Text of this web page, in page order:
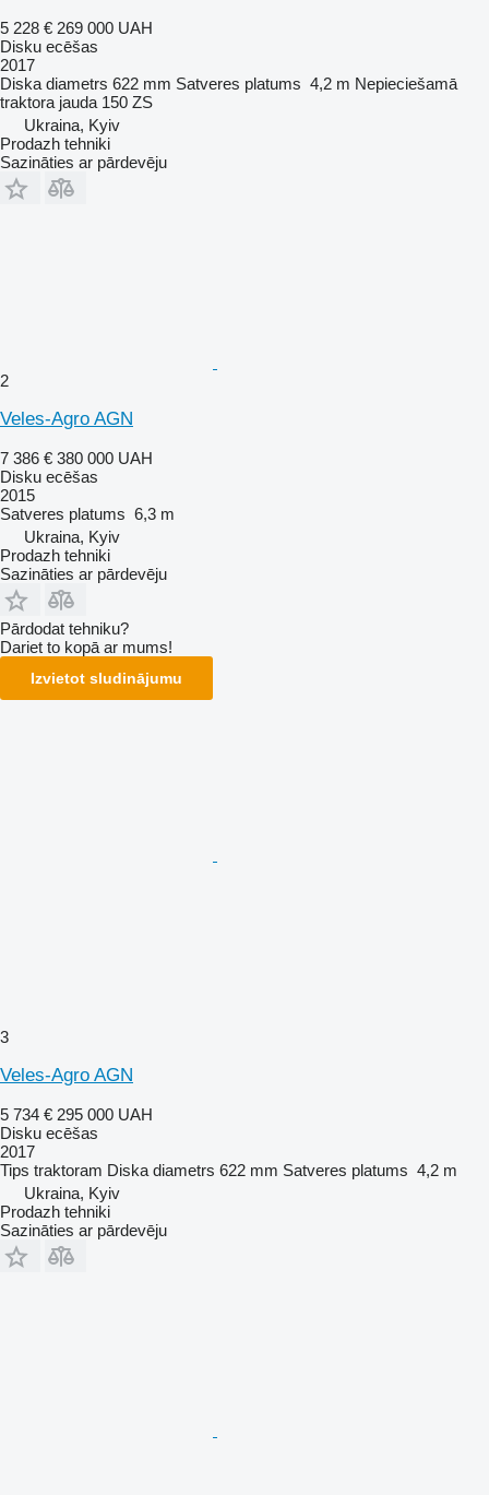
5 228 € 269 000 UAH
Disku ecēšas
2017
Diska diametrs 622 mm Satveres platums 4,2 m Nepieciešamā
traktora jauda 150 ZS
Ukraina, Kyiv
Prodazh tehniki
Sazināties ar pārdevēju
2
Veles-Agro AGN
7 386 € 380 000 UAH
Disku ecēšas
2015
Satveres platums 6,3 m
Ukraina, Kyiv
Prodazh tehniki
Sazināties ar pārdevēju
Pārdodat tehniku?
Dariet to kopā ar mums!
Izvietot sludinājumu
3
Veles-Agro AGN
5 734 € 295 000 UAH
Disku ecēšas
2017
Tips traktoram Diska diametrs 622 mm Satveres platums 4,2 m
Ukraina, Kyiv
Prodazh tehniki
Sazināties ar pārdevēju